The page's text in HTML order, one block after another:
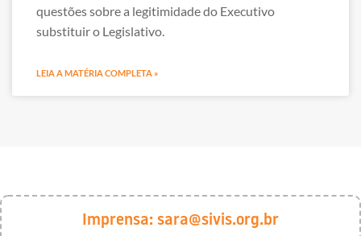
questões sobre a legitimidade do Executivo
substituir o Legislativo.
LEIA A MATÉRIA COMPLETA »
Imprensa: sara@sivis.org.br